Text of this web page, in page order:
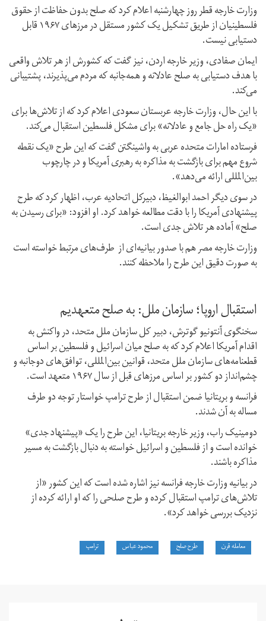
وزارت خارجه قطر روز چهارشنبه اعلام کرد که صلح بدون حفاظت از حقوق
فلسطینیان از طریق تشکیل یک کشور مستقل در مرزهای ۱۹۶۷ قابل
دستیابی نیست.
ایمان صفادی،‌ وزیر خارجه اردن،‌ نیز گفت که کشورش از هر تلاش واقعی
با هدف دستیابی به صلح عادلانه و همه‌جانبه که مردم می‌پذیرند، پشتیبانی
می‌کند.
با این حال، وزارت خارجه عربستان سعودی اعلام کرد که از تلاش‌ها برای
«یک راه حل جامع و عادلانه» برای مشکل فلسطین استقبال می‌کند.
فرستاده امارات متحده عربی به واشینگتن گفت که این طرح «یک نقطه
شروع مهم برای بازگشت به مذاکره به رهبری آمریکا و در چارچوب
بین‌المللی ارائه می‌دهد».
در سوی دیگر ‌احمد ابوالغیظ، دبیرکل اتحادیه عرب، اظهار کرد که طرح
پیشنهادی آمریکا را با دقت مطالعه خواهد کرد. او افزود: «برای رسیدن به
صلح» آماده هر تلاش جدی است.
وزارت خارجه مصر هم با صدور بیانیه‌ای از طرف‌های مرتبط خواسته است
به صورت دقیق این طرح را ملاحظه کنند.
استقبال اروپا؛ سازمان ملل: به صلح متعهدیم
سخنگوی آنتونیو گوترش، دبیر کل سازمان ملل متحد، در واکنش به
اقدام آمریکا اعلام کرد که به صلح میان اسرائیل و فلسطین بر اساس
قطعنامه‌های سازمان ملل متحد،‌ قوانین بین‌المللی، توافق‌های دوجانبه و
چشم‌انداز دو کشور بر اساس مرزهای قبل از سال ۱۹۶۷ متعهد است.
فرانسه و بریتانیا ضمن استقبال از طرح ترامپ خواستار توجه دو طرف
مساله به آن شدند.
دومینیک راب، وزیر خارجه بریتانیا، این طرح را یک «پیشنهاد جدی»
خوانده است و از فلسطین و اسرائیل خواسته به دنبال بازگشت به مسیر
مذاکره باشند.
در بیانیه وزارت خارجه فرانسه نیز اشاره شده است که این کشور «از
تلاش‌های ترامپ استقبال کرده و طرح صلحی را که او ارائه کرده از
نزدیک بررسی خواهد کرد».
معامله قرن طرح صلح محمود عباس ترامپ